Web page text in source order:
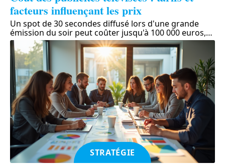
facteurs influençant les prix
Un spot de 30 secondes diffusé lors d'une grande
émission du soir peut coûter jusqu'à 100 000 euros,…
STRATÉGIE